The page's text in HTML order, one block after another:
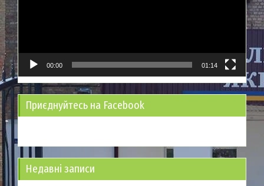
00:00 01:14
Приєднуйтесь на Facebook
Недавні записи